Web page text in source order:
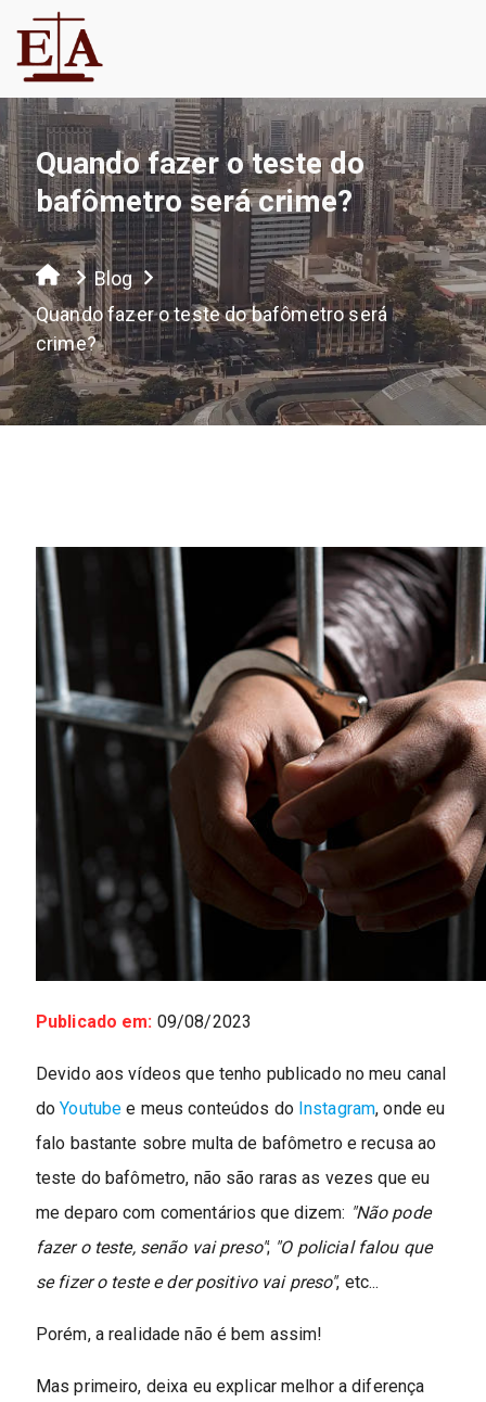
Quando fazer o teste do
bafômetro será crime?
Blog
Quando fazer o teste do bafômetro será
crime?
Publicado em: 09/08/2023
Devido aos vídeos que tenho publicado no meu canal
doYoutubee meus conteúdos do Instagram, onde eu
falo bastante sobre multa de bafômetro e recusa ao
teste do bafômetro, não são raras as vezes que eu
me deparo com comentários que dizem: "Não pode
fazer o teste, senão vai preso"; "O policial falou que
se fizer o teste e der positivo vai preso", etc...
Porém, a realidade não é bem assim!
Mas primeiro, deixa eu explicar melhor a diferença